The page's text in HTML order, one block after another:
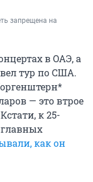
запрещена на
в ОАЭ, а
тур по США.
— это втрое
к 25-
как он